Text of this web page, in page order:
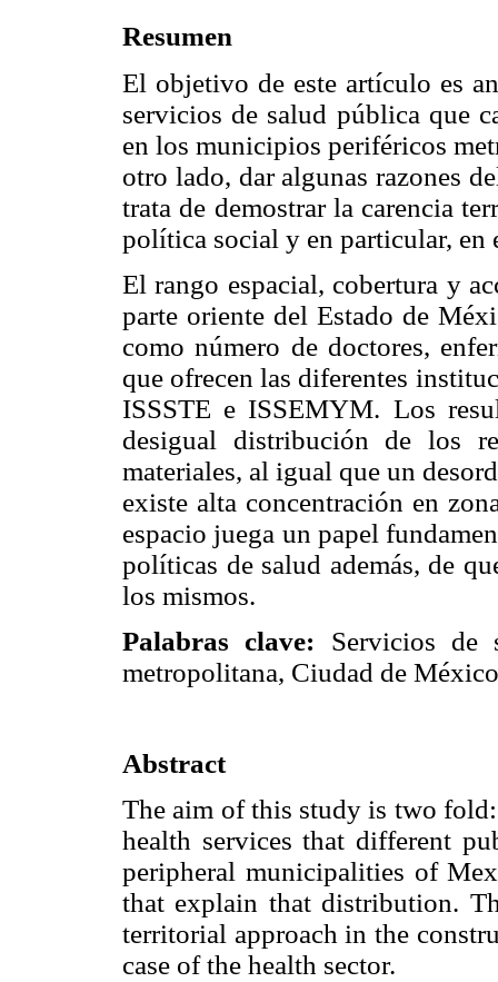
Resumen
El objetivo de este artículo es
servicios de salud pública que
en los municipios periféricos
otro lado, dar algunas razones
trata de demostrar la carencia
política social y en particular, en
El rango espacial, cobertura y
parte oriente del Estado de
como número de doctores,
que ofrecen las diferentes
ISSSTE e ISSEMYM. Los
desigual distribución de los
materiales, al igual que un
existe alta concentración en
espacio juega un papel
políticas de salud además, de
los mismos.
Palabras clave: Servicios de
metropolitana, Ciudad de
Abstract
The aim of this study is two
health services that different
peripheral municipalities of
that explain that distribution.
territorial approach in the
case of the health sector.